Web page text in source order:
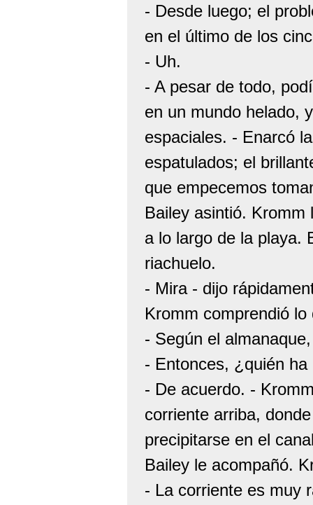
- Desde luego; el
en el último de los
- Uh.
- A pesar de todo,
en un mundo helado,
espaciales. - Enarcó
espatulados; el
que empecemos
Bailey asintió. Kromm
a lo largo de la playa.
riachuelo.
- Mira - dijo
Kromm comprendió
- Según el
- Entonces, ¿quién
- De acuerdo. -
corriente arriba,
precipitarse en el
Bailey le acompañó.
- La corriente es muy